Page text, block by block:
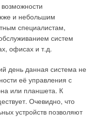
и небольшим
специалистам,
систем
офисах и т.д.
день данная система не
её управления с
или планшета. К
Очевидно, что
устройств позволяют